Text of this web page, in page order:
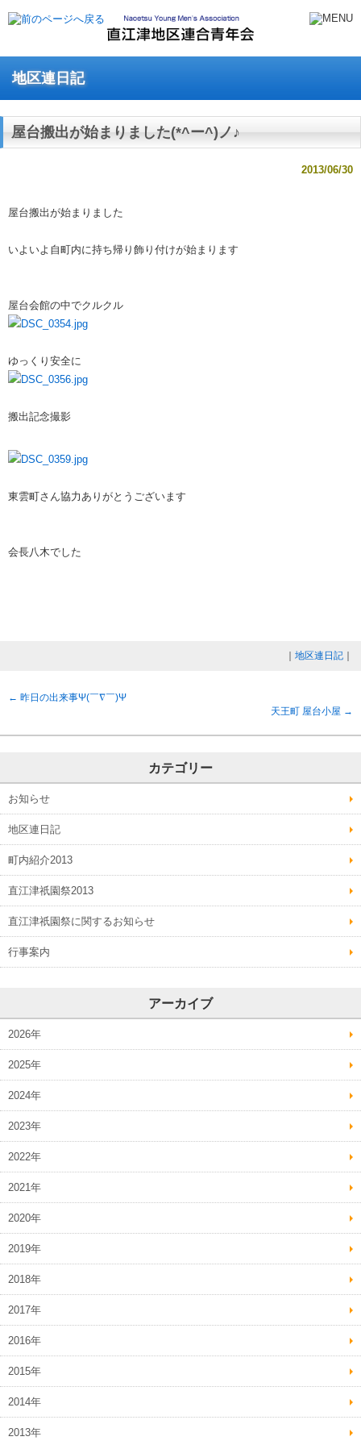
地区連日記
屋台搬出が始まりました(*^ー^)ノ♪
2013/06/30
屋台搬出が始まりました
いよいよ自町内に持ち帰り飾り付けが始まります
屋台会館の中でクルクル
ゆっくり安全に
搬出記念撮影
東雲町さん協力ありがとうございます
会長八木でした
地区連日記
← 昨日の出来事Ψ(￣∇￣)Ψ
天王町 屋台小屋 →
カテゴリー
お知らせ
地区連日記
町内紹介2013
直江津祇園祭2013
直江津祇園祭に関するお知らせ
行事案内
アーカイブ
2026年
2025年
2024年
2023年
2022年
2021年
2020年
2019年
2018年
2017年
2016年
2015年
2014年
2013年